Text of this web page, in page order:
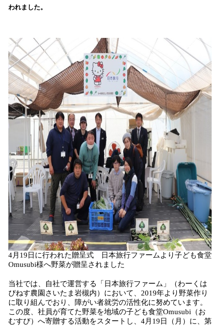
込
で
す
われました。
4月19日に行われた贈呈式 日本旅行ファームより子ども食堂
Omusubi様へ野菜が贈呈されました
当社では、自社で運営する「日本旅行ファーム」（わーくは
ぴねす農園さいたま岩槻内）において、2019年より野菜作り
に取り組んでおり、障がい者就労の活性化に努めています。
この度、社員が育てた野菜を地域の子ども食堂Omusubi（お
むすび）へ寄贈する活動をスタートし、4月19日（月）に、第